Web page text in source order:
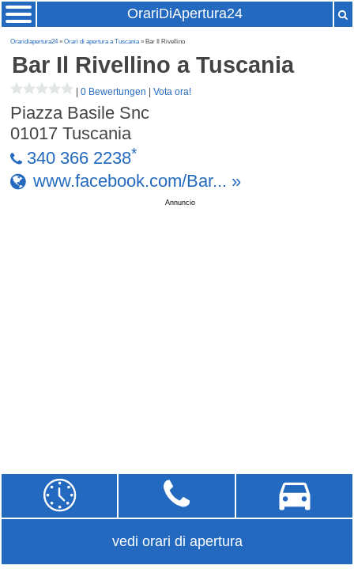
OrariDiApertura24
Oraridiapertura24»Orari di apertura a Tuscania» Bar Il Rivellino
Bar Il Rivellino a Tuscania
|0 Bewertungen |Vota ora!
Piazza Basile Snc
01017 Tuscania
340 366 2238*
www.facebook.com/Bar... »
Annuncio
vedi orari di apertura